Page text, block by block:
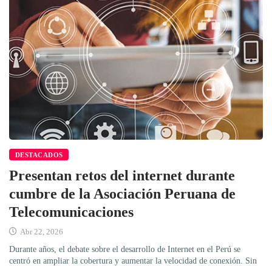
DESTACADOS
Presentan retos del internet durante
cumbre de la Asociación Peruana de
Telecomunicaciones
Abr 22, 2026
Durante años, el debate sobre el desarrollo de Internet en el Perú se
centró en ampliar la cobertura y aumentar la velocidad de conexión. Sin